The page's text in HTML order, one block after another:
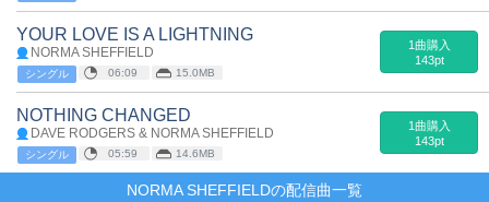
YOUR LOVE IS A LIGHTNING
NORMA SHEFFIELD
シングル 06:09 15.0MB
1曲購入
143pt
NOTHING CHANGED
DAVE RODGERS & NORMA SHEFFIELD
シングル 05:59 14.6MB
1曲購入
143pt
NORMA SHEFFIELDの配信曲一覧